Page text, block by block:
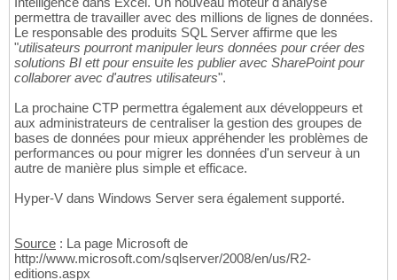
permettra de travailler avec des millions de lignes de données.
Le responsable des produits SQL Server affirme que les
"utilisateurs pourront manipuler leurs données pour créer des
solutions BI ett pour ensuite les publier avec SharePoint pour
collaborer avec d'autres utilisateurs".
La prochaine CTP permettra également aux développeurs et
aux administrateurs de centraliser la gestion des groupes de
bases de données pour mieux appréhender les problèmes de
performances ou pour migrer les données d'un serveur à un
autre de manière plus simple et efficace.
Hyper-V dans Windows Server sera également supporté.
Source : La page Microsoft de
http://www.microsoft.com/sqlserver/2008/en/us/R2-
editions.aspx